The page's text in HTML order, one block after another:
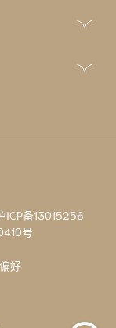
ICP备13015256
号
好